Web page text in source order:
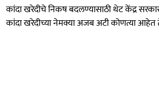
कांदा खरेदीचे निकष बदलण्यासाठी थेट केंद्र
कांदा खरेदीच्या नेमक्या अजब अटी कोणत्या आहेत